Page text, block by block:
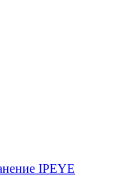
IPEYE